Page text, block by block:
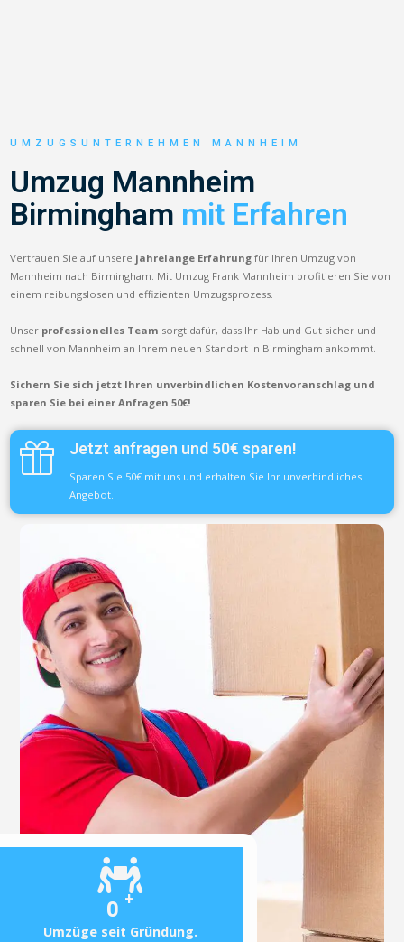
0 +
Umzüge seit Gründung.
UMZUGSUNTERNEHMEN MANNHEIM
Umzug Mannheim
Birmingham mit Erfahren
Vertrauen Sie auf unsere jahrelange Erfahrung für Ihren Umzug von
Mannheim nach Birmingham. Mit Umzug Frank Mannheim profitieren Sie von
einem reibungslosen und effizienten Umzugsprozess.
Unser professionelles Team sorgt dafür, dass Ihr Hab und Gut sicher und
schnell von Mannheim an Ihrem neuen Standort in Birmingham ankommt.
Sichern Sie sich jetzt Ihren unverbindlichen Kostenvoranschlag und
sparen Sie bei einer Anfragen 50€!
Jetzt anfragen und 50€ sparen!
Sparen Sie 50€ mit uns und erhalten Sie Ihr unverbindliches
Angebot.